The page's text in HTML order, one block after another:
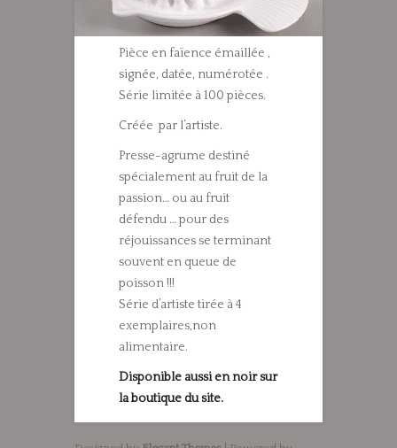
Pièce en faïence émaillée ,
signée, datée, numérotée .
Série limitée à 100 pièces.
Créée par l’artiste.
Presse-agrume destiné
spécialement au fruit de la
passion… ou au fruit
défendu … pour des
réjouissances se terminant
souvent en queue de
poisson !!!
Série d’artiste tirée à 4
exemplaires,non
alimentaire.
Disponible aussi en noir sur
la boutique du site.